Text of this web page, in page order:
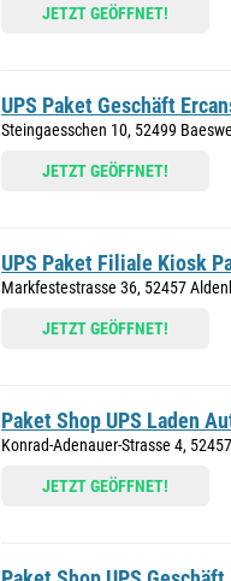
JETZT GEÖFFNET!
UPS Paket Geschäft
Steingaesschen 10, 52499
JETZT GEÖFFNET!
UPS Paket Filiale Kiosk
Markfestestrasse 36, 52457
JETZT GEÖFFNET!
Paket Shop UPS Laden
Konrad-Adenauer-Strasse 4,
JETZT GEÖFFNET!